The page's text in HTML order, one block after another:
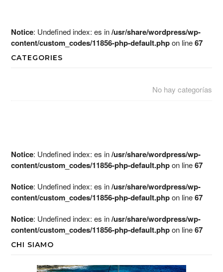
Notice: Undefined index: es in/usr/share/wordpress/wp-
content/custom_codes/11856-php-default.phpon line67
CATEGORIES
No hay categorías
Notice: Undefined index: es in/usr/share/wordpress/wp-
content/custom_codes/11856-php-default.phpon line67
Notice: Undefined index: es in/usr/share/wordpress/wp-
content/custom_codes/11856-php-default.phpon line67
Notice: Undefined index: es in/usr/share/wordpress/wp-
content/custom_codes/11856-php-default.phpon line67
CHI SIAMO